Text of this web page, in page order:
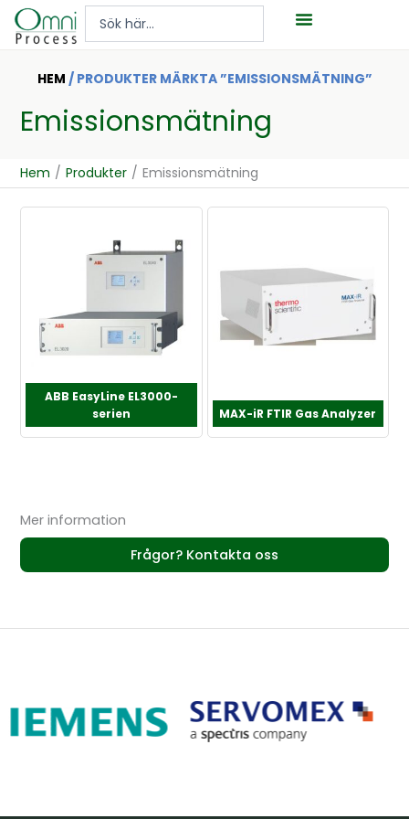
Hoppa
Search
HEM / PRODUKTER MÄRKTA ”EMISSIONSMÄTNING”
Emissionsmätning
Hem / Produkter / Emissionsmätning
ABB EasyLine EL3000-
serien
MAX-iR FTIR Gas Analyzer
Mer information
Frågor? Kontakta oss